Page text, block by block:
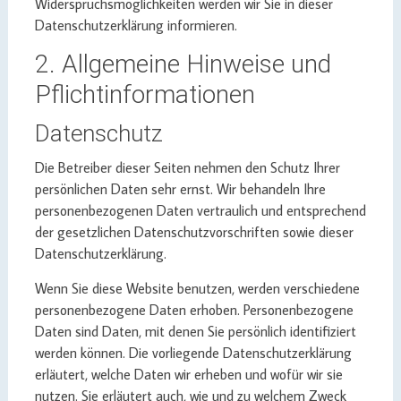
Widerspruchsmöglichkeiten werden wir Sie in dieser
Datenschutzerklärung informieren.
2. Allgemeine Hinweise und
Pflichtinformationen
Datenschutz
Die Betreiber dieser Seiten nehmen den Schutz Ihrer
persönlichen Daten sehr ernst. Wir behandeln Ihre
personenbezogenen Daten vertraulich und entsprechend
der gesetzlichen Datenschutzvorschriften sowie dieser
Datenschutzerklärung.
Wenn Sie diese Website benutzen, werden verschiedene
personenbezogene Daten erhoben. Personenbezogene
Daten sind Daten, mit denen Sie persönlich identifiziert
werden können. Die vorliegende Datenschutzerklärung
erläutert, welche Daten wir erheben und wofür wir sie
nutzen. Sie erläutert auch, wie und zu welchem Zweck